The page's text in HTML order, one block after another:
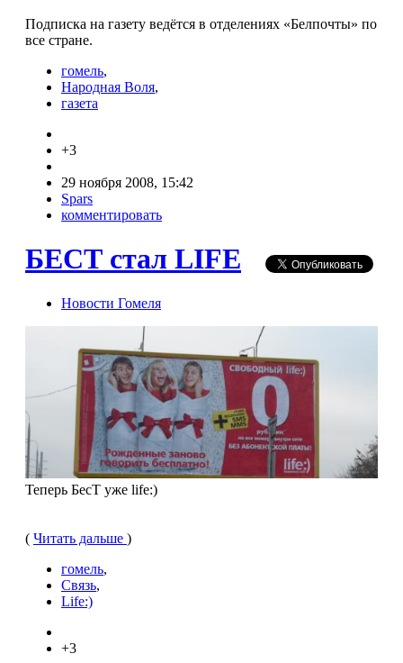
Подписка на газету ведётся в отделениях «Белпочты» по
все стране.
гомель,
Народная Воля,
газета
+3
29 ноября 2008, 15:42
Spars
комментировать
БЕСТ стал LIFE
Новости Гомеля
Теперь БесТ уже life:)
( Читать дальше )
гомель,
Связь,
Life:)
+3